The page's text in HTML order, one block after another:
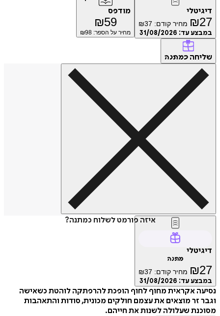
דיגיטלי
₪27 מחיר קודם: ₪37
במבצע עד: 31/08/2026
מודפס
₪59
מחיר על הספר: ₪ 98
שליחה כמתנה
איזה פורמט לשלוח כמתנה?
דיגיטלי
מתנה
₪27 מחיר קודם: ₪37
במבצע עד: 31/08/2026
נסיעה אקראית מחוף לחוף הופכת להרפתקה לוהטת כשאישה
וגבר זר מוצאים את עצמם חולקים מכונית, סודות והתאהבות
מסוכנת שעלולה לשנות את חייהם.